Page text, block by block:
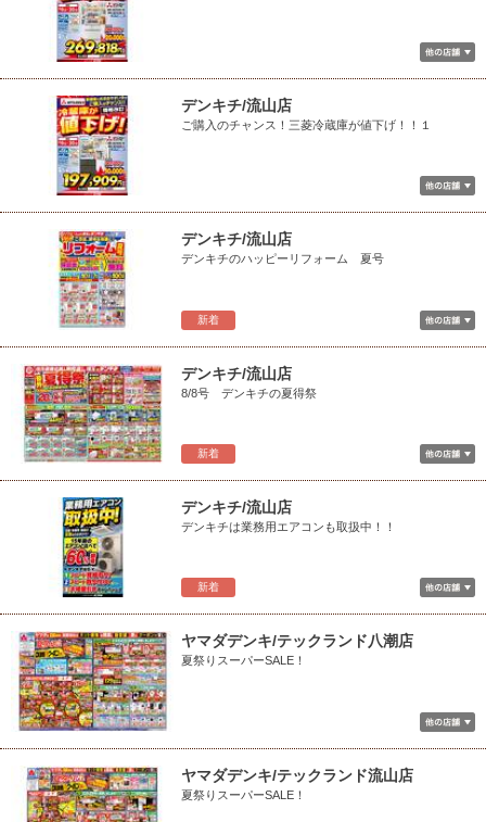
デンキチ/流山店
ご購入のチャンス！三菱冷蔵庫が値下げ！！１
新着
デンキチ/流山店
デンキチのハッピーリフォーム 夏号
新着
デンキチ/流山店
8/8号 デンキチの夏得祭
新着
デンキチ/流山店
デンキチは業務用エアコンも取扱中！！
ヤマダデンキ/テックランド八潮店
夏祭りスーパーSALE！
ヤマダデンキ/テックランド流山店
夏祭りスーパーSALE！